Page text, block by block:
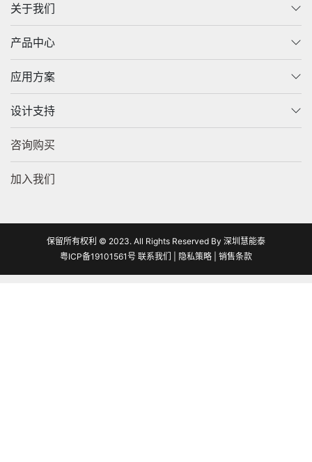
关于我们
产品中心
应用方案
设计支持
咨询购买
加入我们
保留所有权利 © 2023. All Rights Reserved By 深圳慧能泰
粤ICP备19101561号 联系我们 隐私策略 销售条款